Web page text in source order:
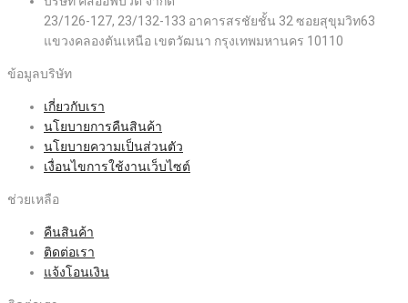
23/126-127, 23/132-133 อาคารสรชัยชั้น 32 ซอยสุขุมวิท63
แขวงคลองตันเหนือ เขตวัฒนา กรุงเทพมหานคร 10110
ข้อมูลบริษัท
เกี่ยวกับเรา
นโยบายการคืนสินค้า
นโยบายความเป็นส่วนตัว
เงื่อนไขการใช้งานเว็บไซต์
ช่วยเหลือ
คืนสินค้า
ติดต่อเรา
แจ้งโอนเงิน